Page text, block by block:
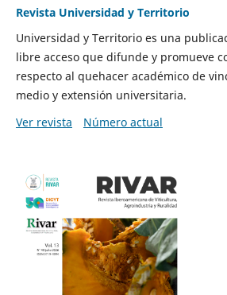
Revista Universidad y Territorio
Universidad y Territorio es una
libre acceso que difunde y promueve
respecto al quehacer académico de
medio y extensión universitaria.
Ver revista
Número actual